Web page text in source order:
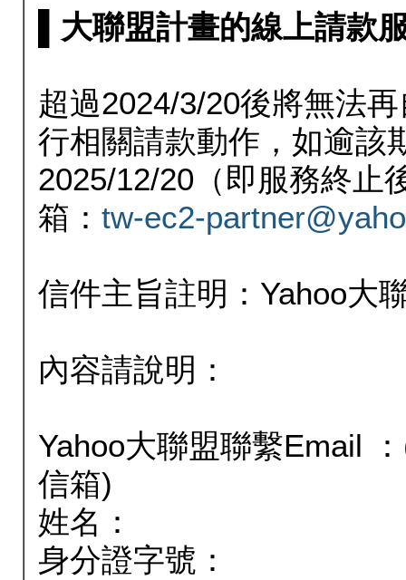
▌大聯盟計畫的線上請款
超過2024/3/20後將無法
行相關請款動作，如逾該
2025/12/20（即服務終止
箱： tw-ec2-
信件主旨註明：Yahoo大
內容請說明：
Yahoo大聯盟聯繫Email
信箱)
姓名：
身分證字號：